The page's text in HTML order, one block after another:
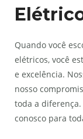
Quando você
elétricos, você
e excelência.
nosso
toda a
conosco para